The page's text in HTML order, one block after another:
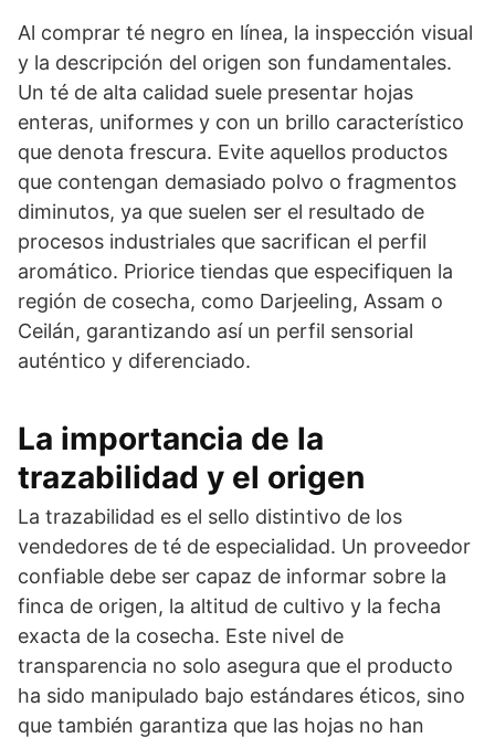
Al comprar té negro en línea, la inspección visual
y la descripción del origen son fundamentales.
Un té de alta calidad suele presentar hojas
enteras, uniformes y con un brillo característico
que denota frescura. Evite aquellos productos
que contengan demasiado polvo o fragmentos
diminutos, ya que suelen ser el resultado de
procesos industriales que sacrifican el perfil
aromático. Priorice tiendas que especifiquen la
región de cosecha, como Darjeeling, Assam o
Ceilán, garantizando así un perfil sensorial
auténtico y diferenciado.
La importancia de la
trazabilidad y el origen
La trazabilidad es el sello distintivo de los
vendedores de té de especialidad. Un proveedor
confiable debe ser capaz de informar sobre la
finca de origen, la altitud de cultivo y la fecha
exacta de la cosecha. Este nivel de
transparencia no solo asegura que el producto
ha sido manipulado bajo estándares éticos, sino
que también garantiza que las hojas no han